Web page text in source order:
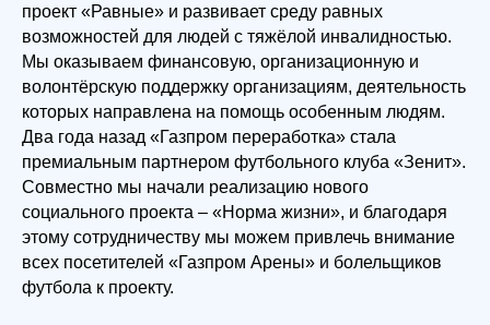
проект «Равные» и развивает среду равных
возможностей для людей с тяжёлой инвалидностью.
Мы оказываем финансовую, организационную и
волонтёрскую поддержку организациям, деятельность
которых направлена на помощь особенным людям.
Два года назад «Газпром переработка» стала
премиальным партнером футбольного клуба «Зенит».
Совместно мы начали реализацию нового
социального проекта – «Норма жизни», и благодаря
этому сотрудничеству мы можем привлечь внимание
всех посетителей «Газпром Арены» и болельщиков
футбола к проекту.